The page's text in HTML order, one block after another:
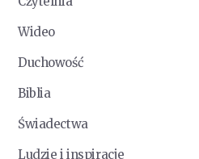
Wideo
Duchowość
Biblia
Świadectwa
Ludzie i inspiracje